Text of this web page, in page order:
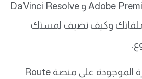
السوق مثل Adobe Premiere Pro و DaVinci Resolve
وكيف تضيف لمستك
ومن الجميل أن الدورة الموجودة على منصة Route